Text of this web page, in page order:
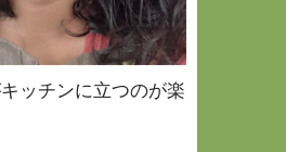
ッチンに立つのが楽